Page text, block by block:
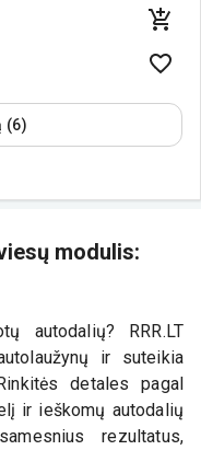
(6)
modulis:
autodalių? RRR.LT
ir suteikia
detales pagal
ir ieškomų autodalių
rezultatus,